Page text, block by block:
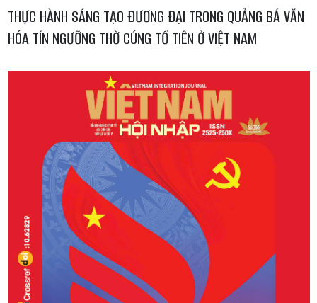
THỰC HÀNH SÁNG TẠO ĐƯƠNG ĐẠI TRONG QUẢNG BÁ VĂN
HÓA TÍN NGƯỠNG THỜ CÚNG TỔ TIÊN Ở VIỆT NAM